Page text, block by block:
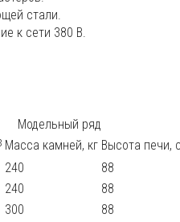
стали.
к сети 380 В.
Модельный ряд
Масса камней, кг Высота печи,
240
88
240
88
300
88